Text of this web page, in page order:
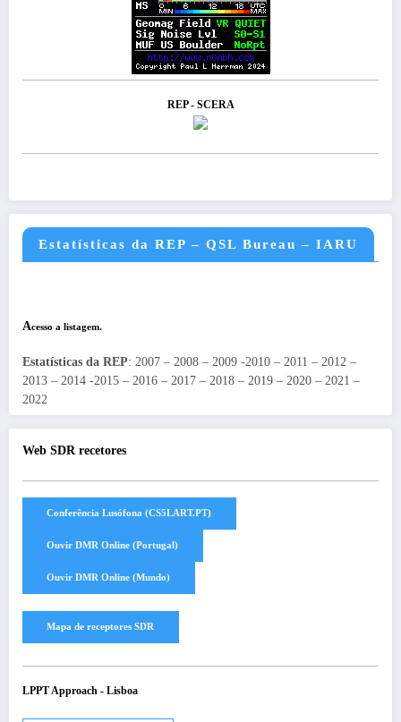
REP - SCERA
Estatísticas da REP – QSL Bureau – IARU
Acesso a listagem.
Estatísticas da REP: 2007 – 2008 – 2009 -2010 – 2011 – 2012 –
2013 – 2014 -2015 – 2016 – 2017 – 2018 – 2019 – 2020 – 2021 –
2022
Web SDR recetores
LPPT Approach - Lisboa